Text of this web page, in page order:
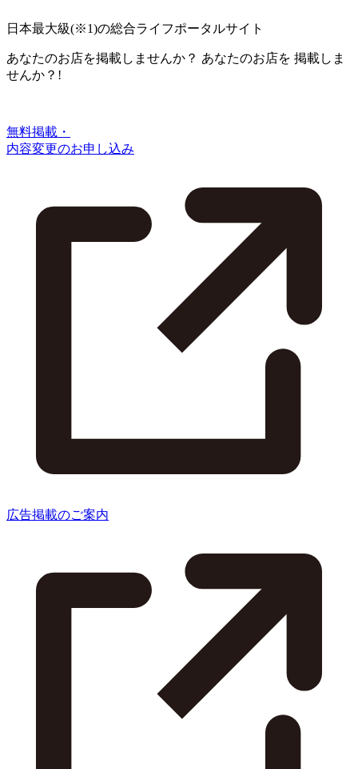
日本最大級(※1)の総合ライフポータルサイト
あなたのお店を掲載しませんか？ あなたのお店を 掲載しま
せんか？!
無料掲載・
内容変更のお申し込み
広告掲載のご案内